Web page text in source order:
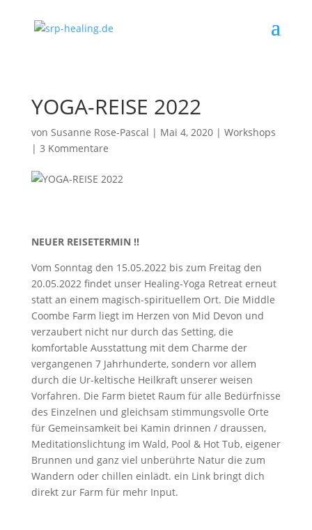
YOGA-REISE 2022
von Susanne Rose-Pascal | Mai 4, 2020| Workshops
| 3 Kommentare
NEUER REISETERMIN !!
Vom Sonntag den 15.05.2022 bis zum Freitag den
20.05.2022 findet unser Healing-Yoga Retreat erneut
statt an einem magisch-spirituellem Ort. Die Middle
Coombe Farm liegt im Herzen von Mid Devon und
verzaubert nicht nur durch das Setting, die
komfortable Ausstattung mit dem Charme der
vergangenen 7 Jahrhunderte, sondern vor allem
durch die Ur-keltische Heilkraft unserer weisen
Vorfahren. Die Farm bietet Raum für alle Bedürfnisse
des Einzelnen und gleichsam stimmungsvolle Orte
für Gemeinsamkeit bei Kamin drinnen / draussen,
Meditationslichtung im Wald, Pool & Hot Tub, eigener
Brunnen und ganz viel unberührte Natur die zum
Wandern oder chillen einlädt. ein Link bringt dich
direkt zur Farm für mehr Input.